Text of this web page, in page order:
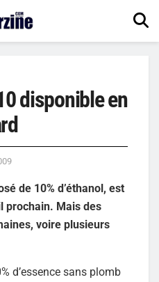
disponible en
de 10% d’éthanol, est
prochain. Mais des
voire plusieurs
d’essence sans plomb